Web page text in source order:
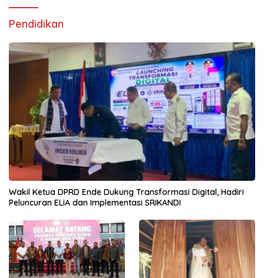
Pendidikan
Wakil Ketua DPRD Ende Dukung Transformasi Digital, Hadiri
Peluncuran ELiA dan Implementasi SRIKANDI